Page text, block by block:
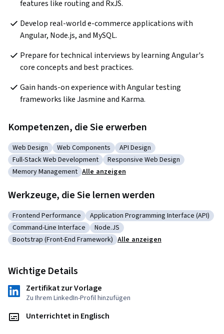
features like routing and RxJS.
Develop real-world e-commerce applications with
Angular, Node.js, and MySQL.
Prepare for technical interviews by learning Angular's
core concepts and best practices.
Gain hands-on experience with Angular testing
frameworks like Jasmine and Karma.
Kompetenzen, die Sie erwerben
Kategorie: Web Design
Web Design Kategorie: Web Components
Web Components Kategorie: API Design
API Design
Kategorie: Full-Stack Web Development
Full-Stack Web Development Kategorie: Responsive Web
Responsive Web Design
Kategorie: Memory Management
Memory Management Alle anzeigen
Werkzeuge, die Sie lernen werden
Kategorie: Frontend Performance
Frontend Performance Kategorie: Application Programming
Application Programming Interface (API)
Kategorie: Command-Line Interface
Command-Line Interface Kategorie: Node.JS
Node.JS
Kategorie: Bootstrap (Front-End Framework)
Bootstrap (Front-End Framework) Alle anzeigen
Wichtige Details
Zertifikat zur Vorlage
Zu Ihrem LinkedIn-Profil hinzufügen
Unterrichtet in Englisch